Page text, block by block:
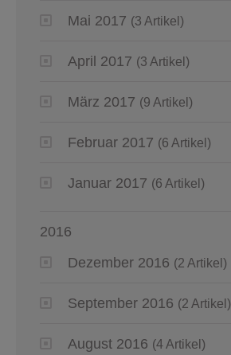
Mai 2017 (3 Artikel)
April 2017 (3 Artikel)
März 2017 (9 Artikel)
Februar 2017 (6 Artikel)
Januar 2017 (6 Artikel)
2016
Dezember 2016 (2 Artikel)
September 2016 (2 Artikel)
August 2016 (4 Artikel)